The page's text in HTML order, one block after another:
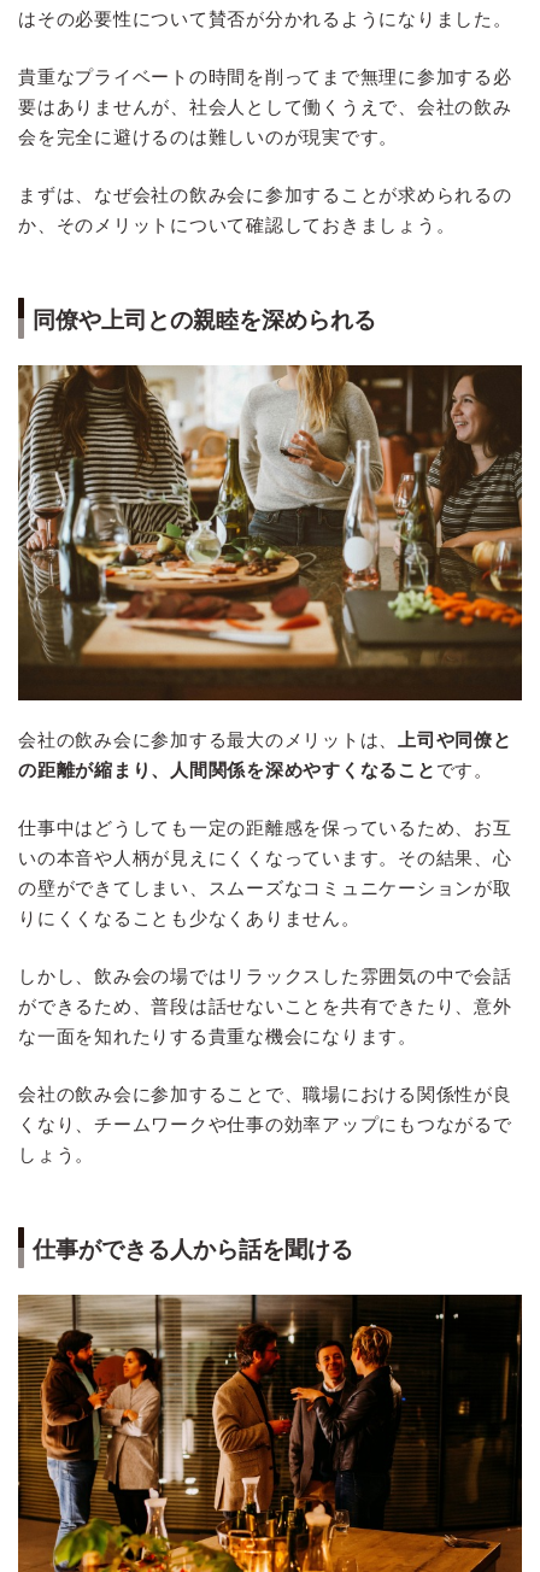
はその必要性について賛否が分かれるようになりました。
貴重なプライベートの時間を削ってまで無理に参加する必
要はありませんが、社会人として働くうえで、会社の飲み
会を完全に避けるのは難しいのが現実です。
まずは、なぜ会社の飲み会に参加することが求められるの
か、そのメリットについて確認しておきましょう。
同僚や上司との親睦を深められる
会社の飲み会に参加する最大のメリットは、
上司や同僚と
の距離が縮まり、人間関係を深めやすくなること です。
仕事中はどうしても一定の距離感を保っているため、お互
いの本音や人柄が見えにくくなっています。その結果、心
の壁ができてしまい、スムーズなコミュニケーションが取
りにくくなることも少なくありません。
しかし、飲み会の場ではリラックスした雰囲気の中で会話
ができるため、普段は話せないことを共有できたり、意外
な一面を知れたりする貴重な機会になります。
会社の飲み会に参加することで、職場における関係性が良
くなり、チームワークや仕事の効率アップにもつながるで
しょう。
仕事ができる人から話を聞ける